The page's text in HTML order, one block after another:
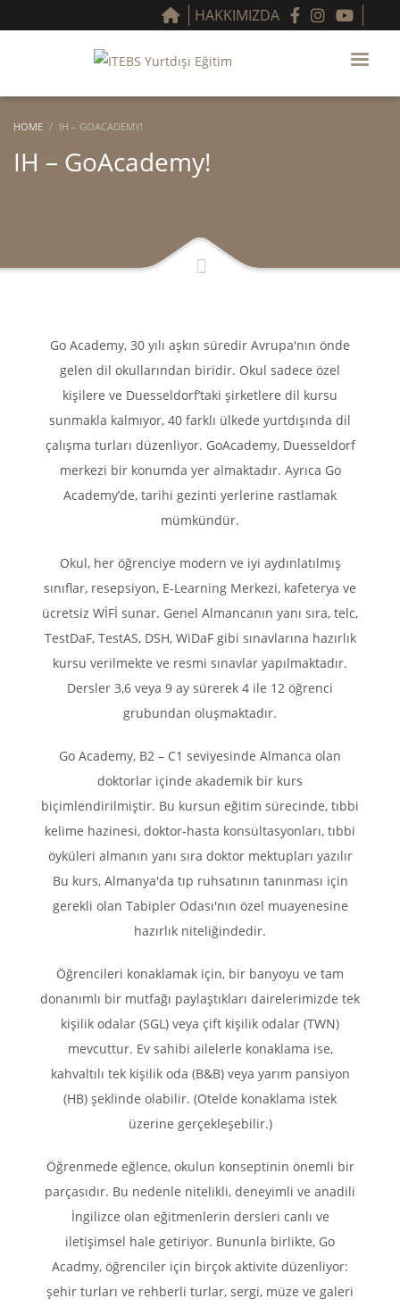
HAKKIMIZDA
HOME IH – GOACADEMY!
IH – GoAcademy!
Go Academy, 30 yılı aşkın süredir Avrupa'nın önde
gelen dil okullarından biridir. Okul sadece özel
kişilere ve Duesseldorf’taki şirketlere dil kursu
sunmakla kalmıyor, 40 farklı ülkede yurtdışında dil
çalışma turları düzenliyor. GoAcademy, Duesseldorf
merkezi bir konumda yer almaktadır. Ayrıca Go
Academy’de, tarihi gezinti yerlerine rastlamak
mümkündür.
Okul, her öğrenciye modern ve iyi aydınlatılmış
sınıflar, resepsiyon, E-Learning Merkezi, kafeterya ve
ücretsiz WİFİ sunar. Genel Almancanın yanı sıra, telc,
TestDaF, TestAS, DSH, WiDaF gibi sınavlarına hazırlık
kursu verilmekte ve resmi sınavlar yapılmaktadır.
Dersler 3,6 veya 9 ay sürerek 4 ile 12 öğrenci
grubundan oluşmaktadır.
Go Academy, B2 – C1 seviyesinde Almanca olan
doktorlar içinde akademik bir kurs
biçimlendirilmiştir. Bu kursun eğitim sürecinde, tıbbi
kelime hazinesi, doktor-hasta konsültasyonları, tıbbi
öyküleri almanın yanı sıra doktor mektupları yazılır
Bu kurs, Almanya'da tıp ruhsatının tanınması için
gerekli olan Tabipler Odası'nın özel muayenesine
hazırlık niteliğindedir.
Öğrencileri konaklamak için, bir banyoyu ve tam
donanımlı bir mutfağı paylaştıkları dairelerimizde tek
kişilik odalar (SGL) veya çift kişilik odalar (TWN)
mevcuttur. Ev sahibi ailelerle konaklama ise,
kahvaltılı tek kişilik oda (B&B) veya yarım pansiyon
(HB) şeklinde olabilir. (Otelde konaklama istek
üzerine gerçekleşebilir.)
Öğrenmede eğlence, okulun konseptinin önemli bir
parçasıdır. Bu nedenle nitelikli, deneyimli ve anadili
İngilizce olan eğitmenlerin dersleri canlı ve
iletişimsel hale getiriyor. Bununla birlikte, Go
Acadmy, öğrenciler için birçok aktivite düzenliyor:
şehir turları ve rehberli turlar, sergi, müze ve galeri